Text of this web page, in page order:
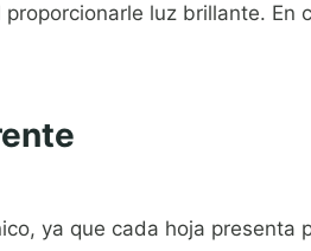
luz brillante.
ya que cada hoja